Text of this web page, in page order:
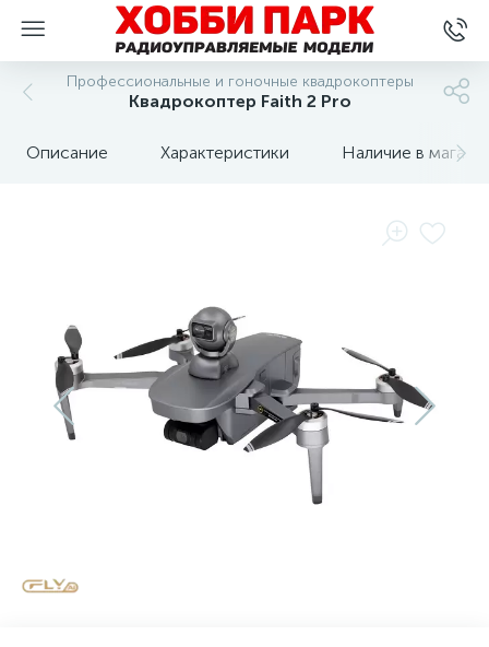
Профессиональные и гоночные квадрокоптеры
Квадрокоптер Faith 2 Pro
Описание Характеристики Наличие в